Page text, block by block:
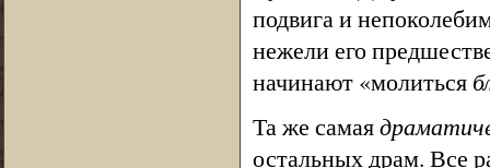
подвига и
нежели его
начинают «молиться
Та же самая
остальных драм. Все